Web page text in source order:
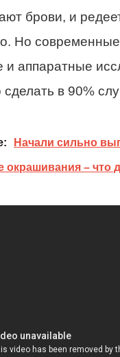
брови, и
Но современные
и аппаратные
сделать в 90%
Начали сильно
окрашивания – что